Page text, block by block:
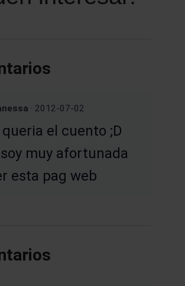
· 2012-07-02
queria el cuento ;D
muy afortunada
esta pag web